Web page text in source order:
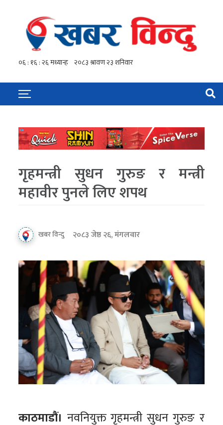
गृहमन्त्री सुधन गुरुङ र मन्त्री
महावीर पुनले लिए शपथ
खबर विन्दु २०८३ जेष्ठ २६, मंगलवार
काठमाडौं। नवनियुक्त गृहमन्त्री सुधन गुरुङ र